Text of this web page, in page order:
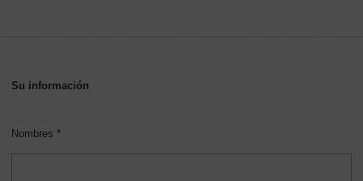
Su información
Nombres *